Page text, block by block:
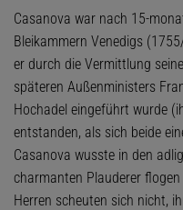
Casanova war nach 15-
Bleikammern Venedigs
er durch die Vermittlung
späteren Außenministers
Hochadel eingeführt wurde
entstanden, als sich beide
Casanova wusste in den
charmanten Plauderer
Herren scheuten sich nicht,